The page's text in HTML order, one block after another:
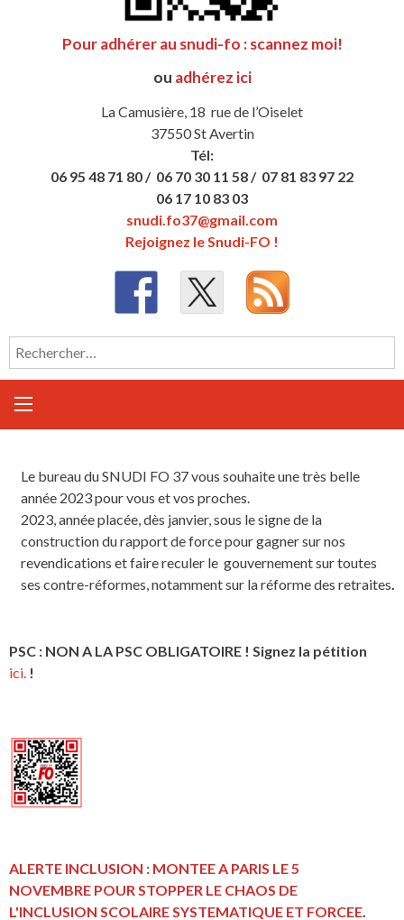
Pour adhérer au snudi-fo : scannez moi!
ou adhérez ici
La Camusière, 18 rue de l’Oiselet
37550 St Avertin
Tél:
06 95 48 71 80 / 06 70 30 11 58 / 07 81 83 97 22
06 17 10 83 03
snudi.fo37@gmail.com
Rejoignez le Snudi-FO !
Rechercher :
Le bureau du SNUDI FO 37 vous souhaite une très belle
année 2023 pour vous et vos proches.
2023, année placée, dès janvier, sous le signe de la
construction du rapport de force pour gagner sur nos
revendications et faire reculer le gouvernement sur toutes
ses contre-réformes, notamment sur la réforme des retraites
PSC : NON A LA PSC OBLIGATOIRE ! Signez la pétition
ici. !
ALERTE INCLUSION : MONTEE A PARIS LE 5
NOVEMBRE POUR STOPPER LE CHAOS DE
L'INCLUSION SCOLAIRE SYSTEMATIQUE ET FORCEE